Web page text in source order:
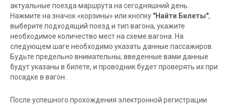
актуальные поезда маршрута на сегодняшний день.
Нажмите на значок «корзины» или кнопку "Найти Билеты",
выберите подходящий поезд и тип вагона, укажите
необходимое количество мест на схеме вагона. На
следующем шаге необходимо указать данные пассажиров.
Будьте предельно внимательны, введенные вами данные
будут указаны в билете, и проводник будет проверять их при
посадке в вагон.
После успешного прохождения электронной регистрации